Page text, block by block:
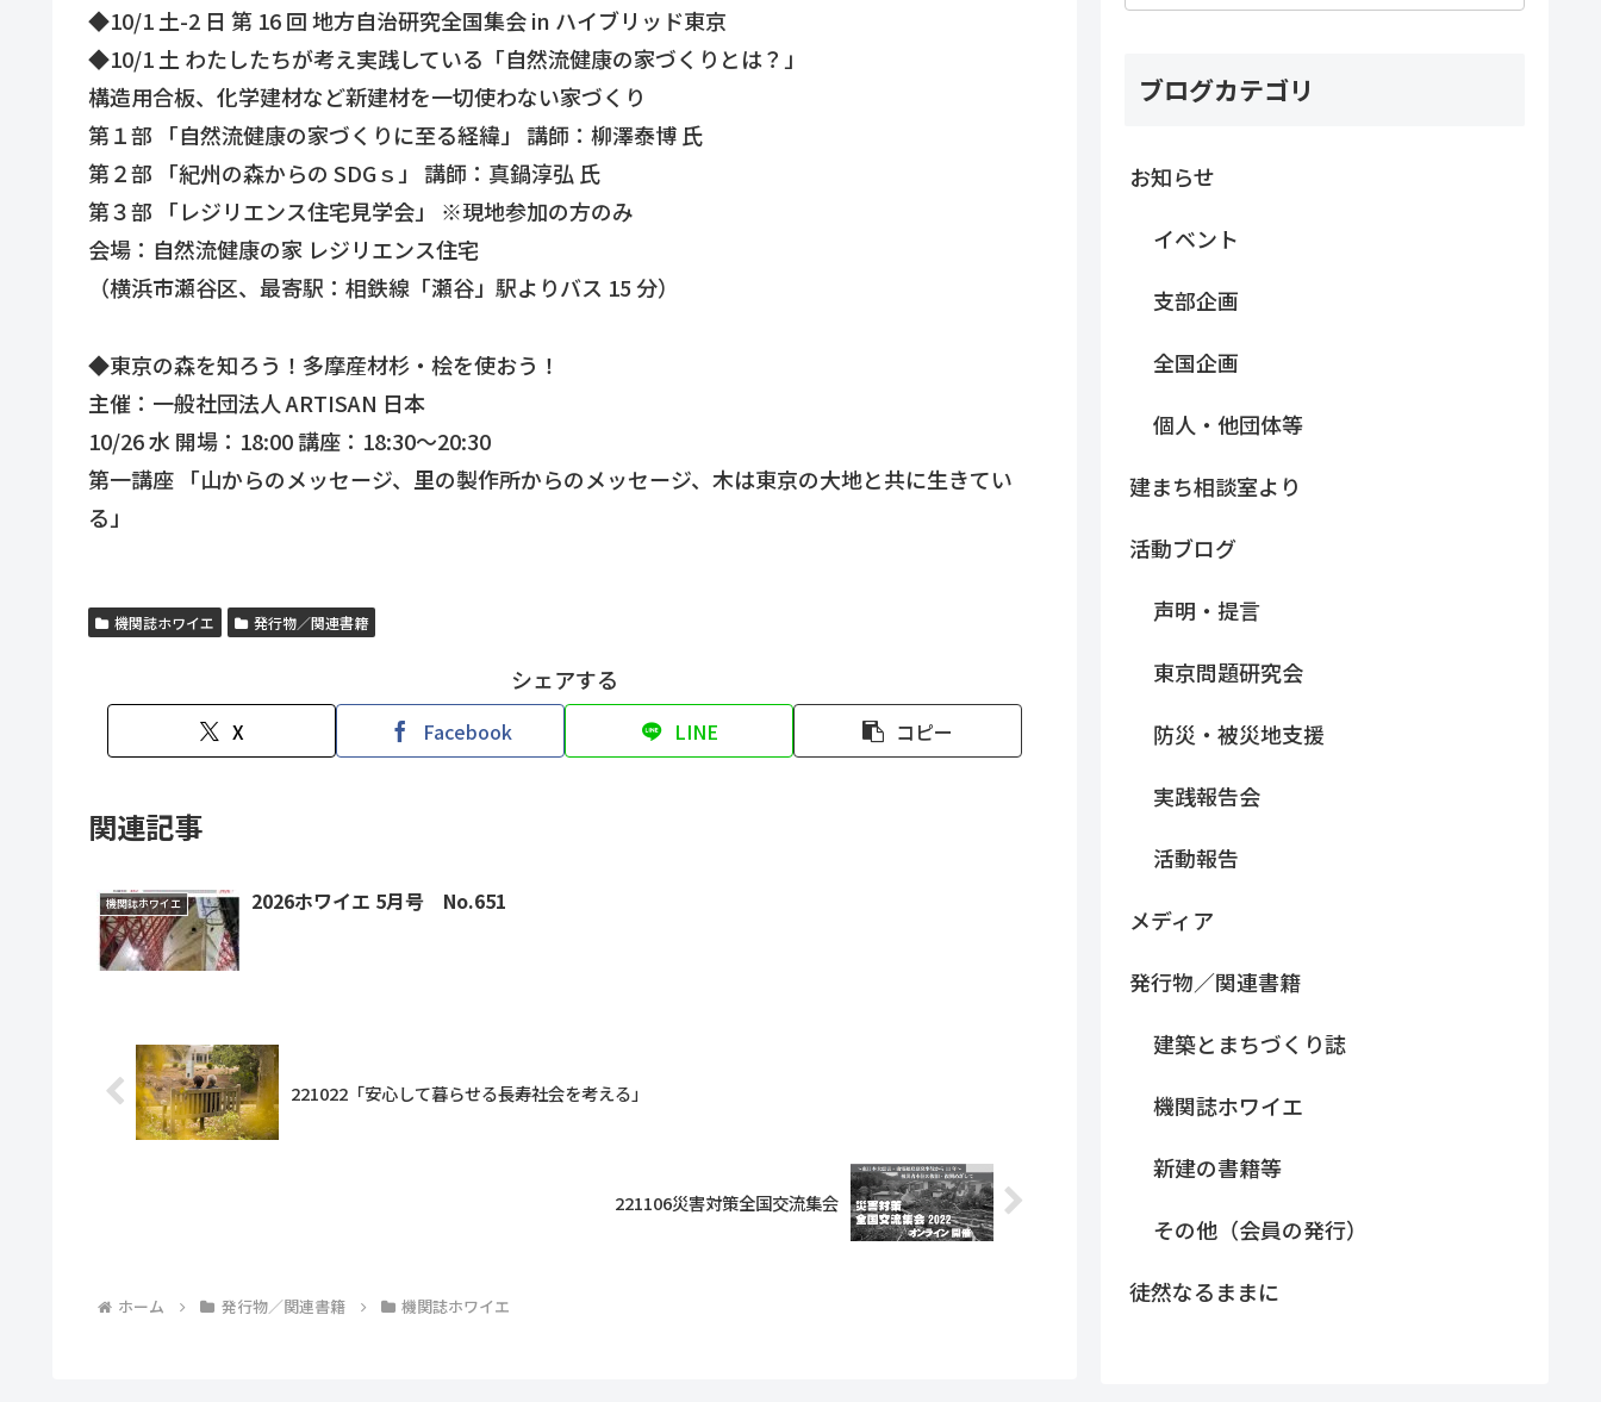
◆10/1 土-2 日 第 16 回 地方自治研究全国集会 in ハイブリッド東京
◆10/1 土 わたしたちが考え実践している「自然流健康の家づくりとは？」
構造用合板、化学建材など新建材を一切使わない家づくり
第１部 「自然流健康の家づくりに至る経緯」 講師：柳澤泰博 氏
第２部 「紀州の森からの SDGｓ」 講師：真鍋淳弘 氏
第３部 「レジリエンス住宅見学会」 ※現地参加の方のみ
会場：自然流健康の家 レジリエンス住宅
（横浜市瀬谷区、最寄駅：相鉄線「瀬谷」駅よりバス 15 分）
◆東京の森を知ろう！多摩産材杉・桧を使おう！
主催：一般社団法人 ARTISAN 日本
10/26 水 開場：18:00 講座：18:30～20:30
第一講座 「山からのメッセージ、里の製作所からのメッセージ、木は東京の大地と共に生きてい
る」
機関誌ホワイエ 発行物／関連書籍
シェアする
X Facebook LINE コピー
関連記事
機関誌ホワイエ 2026ホワイエ 5月号 No.651
221022「安心して暮らせる長寿社会を考える」
221106災害対策全国交流集会
ホーム 発行物／関連書籍 機関誌ホワイエ
ブログカテゴリ
お知らせ
イベント
支部企画
全国企画
個人・他団体等
建まち相談室より
活動ブログ
声明・提言
東京問題研究会
防災・被災地支援
実践報告会
活動報告
メディア
発行物／関連書籍
建築とまちづくり誌
機関誌ホワイエ
新建の書籍等
その他（会員の発行）
徒然なるままに